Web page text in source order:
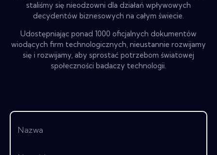
staliśmy się nieodzowni dla działań wpływowych
decydentów biznesowych na całym świecie.
Udostępniając ponad 1000 oficjalnych dokumentów
wiodących firm technologicznych, nieustannie rozwijamy
się i rozwijamy, aby sprostać potrzebom światowej
społeczności badaczy technologii.